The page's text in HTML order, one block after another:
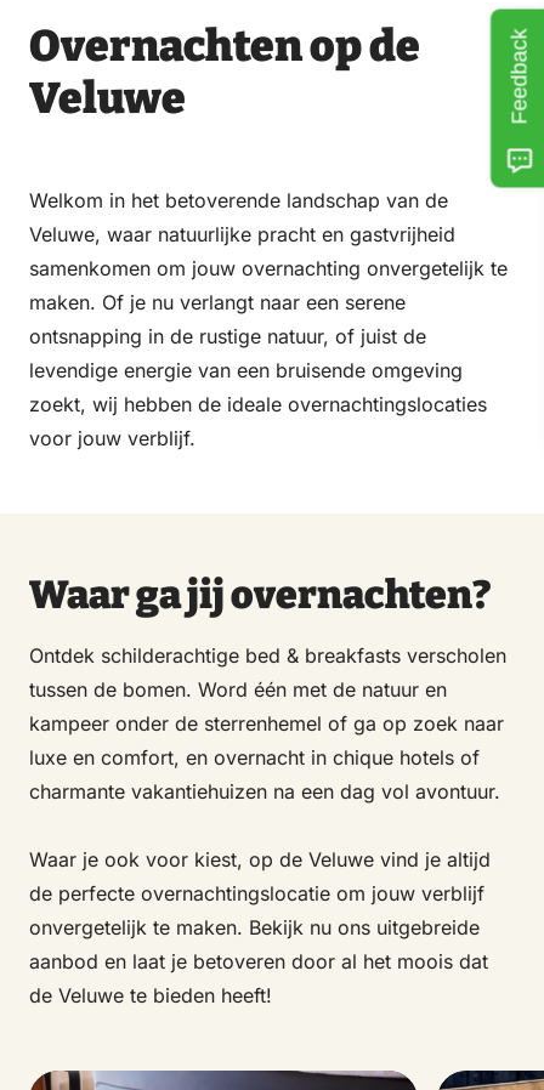
Overnachten op de
Veluwe
Welkom in het betoverende landschap van de
Veluwe, waar natuurlijke pracht en gastvrijheid
samenkomen om jouw overnachting onvergetelijk te
maken. Of je nu verlangt naar een serene
ontsnapping in de rustige natuur, of juist de
levendige energie van een bruisende omgeving
zoekt, wij hebben de ideale overnachtingslocaties
voor jouw verblijf.
Waar ga jij overnachten?
Ontdek schilderachtige bed & breakfasts verscholen
tussen de bomen. Word één met de natuur en
kampeer onder de sterrenhemel of ga op zoek naar
luxe en comfort, en overnacht in chique hotels of
charmante vakantiehuizen na een dag vol avontuur.
Waar je ook voor kiest, op de Veluwe vind je altijd
de perfecte overnachtingslocatie om jouw verblijf
onvergetelijk te maken. Bekijk nu ons uitgebreide
aanbod en laat je betoveren door al het moois dat
de Veluwe te bieden heeft!
Feedback